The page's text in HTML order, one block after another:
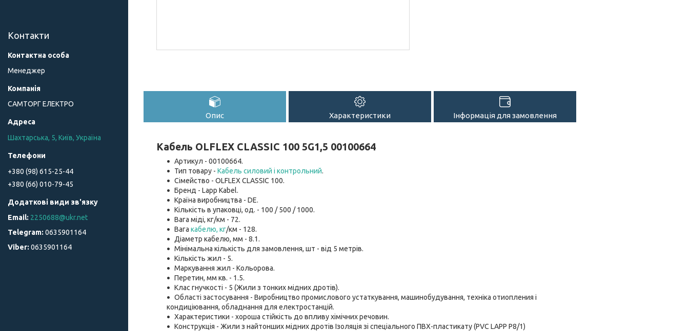
Опис Характеристики Інформація для замовлення
Кабель OLFLEX CLASSIC 100 5G1,5 00100664
Артикул - 00100664.
Тип товару - Кабель силовий і контрольний.
Сімейство - OLFLEX CLASSIC 100.
Бренд - Lapp Kabel.
Країна виробництва - DE.
Кількість в упаковці, од. - 100 / 500 / 1000.
Вага міді, кг/км - 72.
Вага кабелю, кг/км - 128.
Діаметр кабелю, мм - 8.1.
Мінімальна кількість для замовлення, шт - від 5 метрів.
Кількість жил - 5.
Маркування жил - Кольорова.
Перетин, мм кв. - 1.5.
Клас гнучкості - 5 (Жили з тонких мідних дротів).
Області застосування - Виробництво промислового устаткування, машинобудування, техніка отиопления і
кондиціювання, обладнання для електростанцій.
Характеристики - хороша стійкість до впливу хімічних речовин.
Конструкція - Жили з найтонших мідних дротів Ізоляція зі спеціального ПВХ-пластикату (PVC LAPP P8/1)
Контакти
Менеджер
САМТОРГ ЕЛЕКТРО
Шахтарська, 5, Київ, Україна
+380 (98) 615-25-44
+380 (66) 010-79-45
2250688@ukr.net
0635901164
0635901164